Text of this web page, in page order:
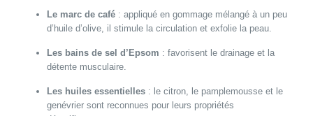
Le marc de café: appliqué en gommage mélangé à un peu
d’huile d’olive, il stimule la circulation et exfolie la peau.
Les bains de sel d’Epsom : favorisent le drainage et la
détente musculaire.
Les huiles essentielles: le citron, le pamplemousse et le
genévrier sont reconnues pour leurs propriétés